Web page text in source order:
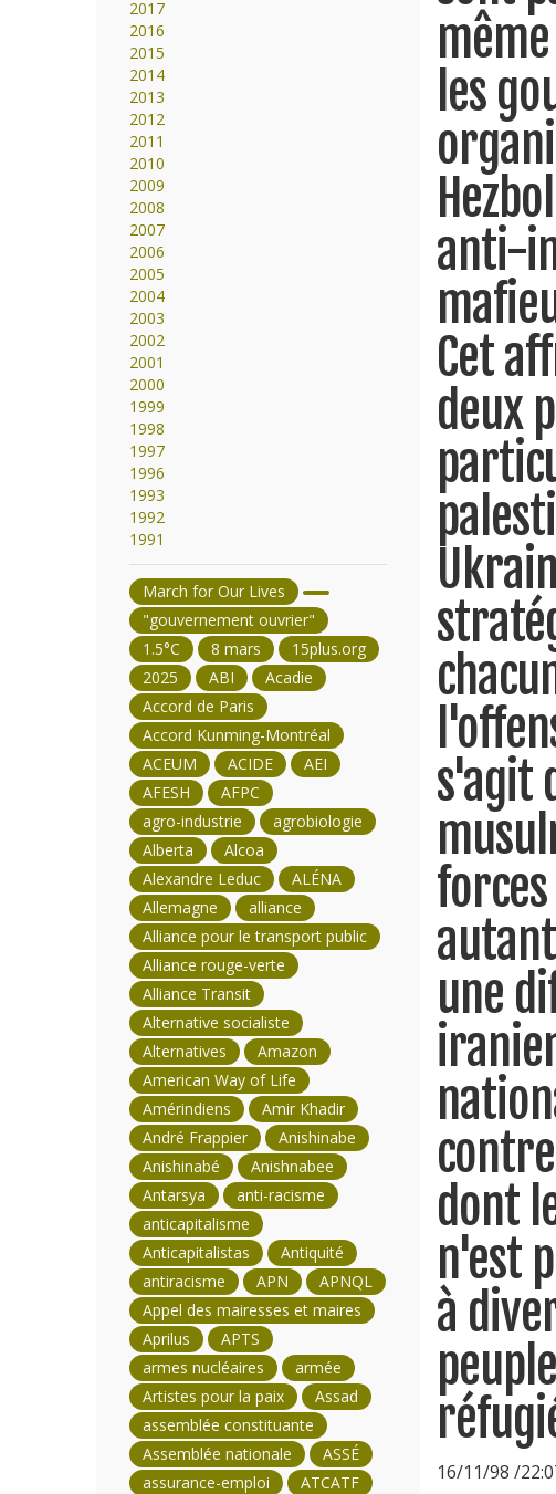
les
anti-
Cet
deux
s'agit
une
dont
n'est
à
16/11/98 /
2017
2016
2015
2014
2013
2012
2011
2010
2009
2008
2007
2006
2005
2004
2003
2002
2001
2000
1999
1998
1997
1996
1993
1992
1991
March for Our Lives
"gouvernement ouvrier"
1.5°C
8 mars
15plus.org
2025
ABI
Acadie
Accord de Paris
Accord Kunming-Montréal
ACEUM
ACIDE
AEI
AFESH
AFPC
agro-industrie
agrobiologie
Alberta
Alcoa
Alexandre Leduc
ALÉNA
Allemagne
alliance
Alliance pour le transport public
Alliance rouge-verte
Alliance Transit
Alternative socialiste
Alternatives
Amazon
American Way of Life
Amérindiens
Amir Khadir
André Frappier
Anishinabe
Anishinabé
Anishnabee
Antarsya
anti-racisme
anticapitalisme
Anticapitalistas
Antiquité
antiracisme
APN
APNQL
Appel des mairesses et maires
Aprilus
APTS
armes nucléaires
armée
Artistes pour la paix
Assad
assemblée constituante
Assemblée nationale
ASSÉ
assurance-emploi
ATCATF